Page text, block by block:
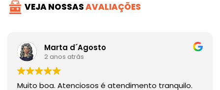
VEJA NOSSASAVALIAÇÕES
Marta d´Agosto
2 anos atrás
Muito boa. Atenciosos é atendimento tranquilo.